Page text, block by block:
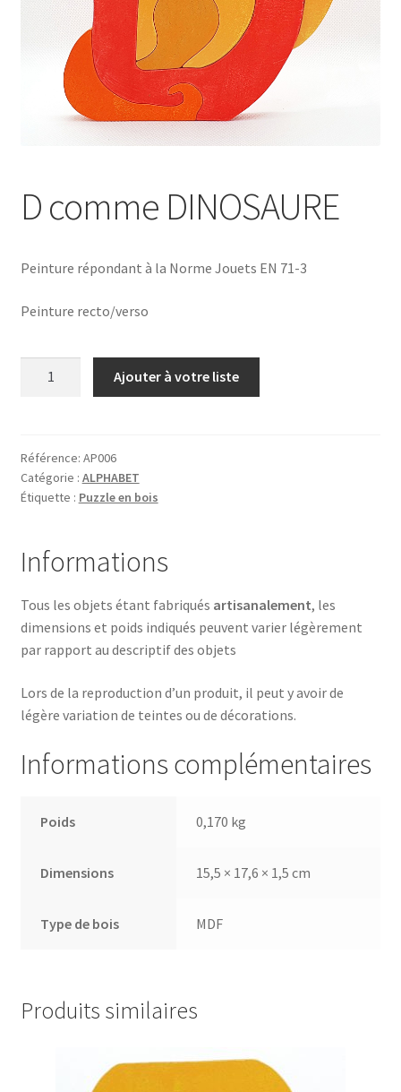
D comme DINOSAURE
Peinture répondant à la Norme Jouets EN 71-3
Peinture recto/verso
DINOSAURE
Ajouter à votre liste
Référence: AP006
Catégorie : ALPHABET
Étiquette : Puzzle en bois
Informations
Tous les objets étant fabriqués artisanalement, les
dimensions et poids indiqués peuvent varier légèrement
par rapport au descriptif des objets
Lors de la reproduction d’un produit, il peut y avoir de
légère variation de teintes ou de décorations.
Informations complémentaires
Poids 0,170 kg
Dimensions 15,5 × 17,6 × 1,5 cm
Type de bois MDF
Produits similaires